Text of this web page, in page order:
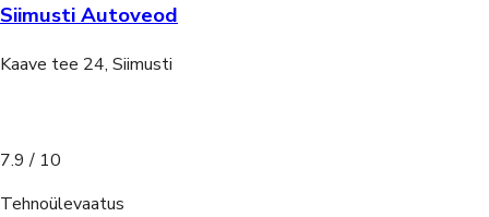
Siimusti Autoveod
Kaave tee 24, Siimusti
7.9 / 10
Tehnoülevaatus